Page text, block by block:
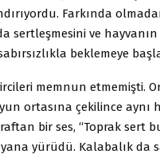
Farkında
sertleşmesini ve
beklemeye
memnun etmemişti.
ortasına çekilince aynı
bir ses, “Toprak sert
yürüdü. Kalabalık da